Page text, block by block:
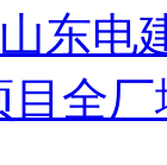
东电
全